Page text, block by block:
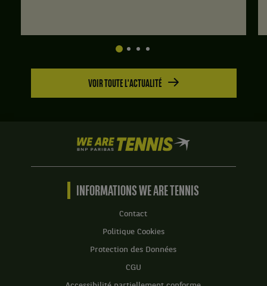
VOIR TOUTE L'ACTUALITÉ
We
are
Tennis
BNP
Accueil
INFORMATIONS WE ARE TENNIS
Contact
Politique Cookies
Protection des Données
CGU